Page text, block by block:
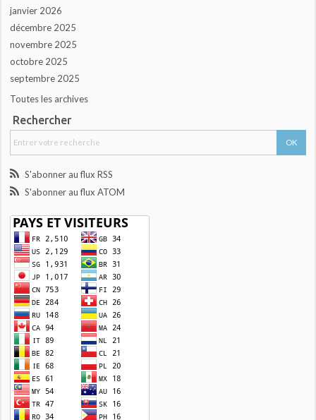
janvier 2026
décembre 2025
novembre 2025
octobre 2025
septembre 2025
Toutes les archives
Rechercher
S'abonner au flux RSS
S'abonner au flux ATOM